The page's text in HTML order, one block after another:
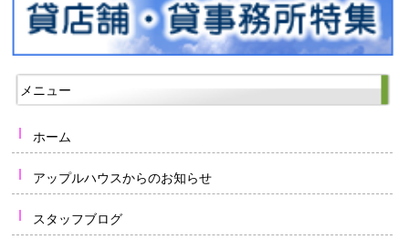
メニュー
ホーム
アップルハウスからのお知らせ
スタッフブログ